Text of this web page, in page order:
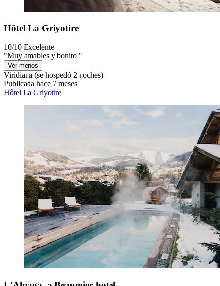
Hôtel La Griyotire
10/10 Excelente
"Muy amables y bonito "
Ver menos
Viridiana (se hospedó 2 noches)
Publicada hace 7 meses
Hôtel La Griyotire